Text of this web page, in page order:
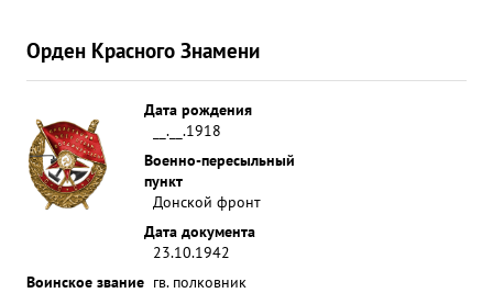
Орден Красного Знамени
Дата рождения
__.__.1918
Военно-пересыльный
пункт
Донской фронт
Дата документа
23.10.1942
Воинское звание гв. полковник